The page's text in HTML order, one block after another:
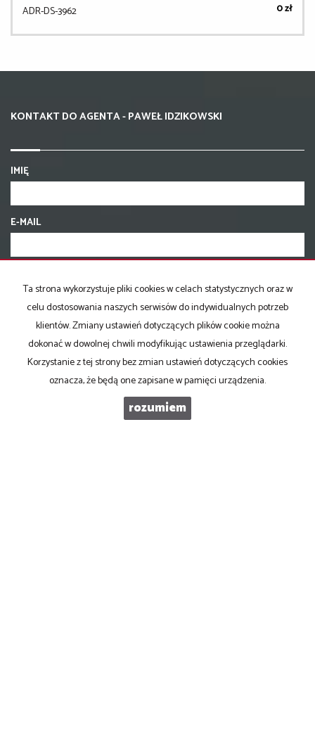
ADR-DS-3962 0 zł
KONTAKT DO AGENTA - PAWEŁ IDZIKOWSKI
IMIĘ
E-MAIL
KOD ZABEZPIECZAJĄCY
WIADOMOŚĆ
Ta strona wykorzystuje pliki cookies w celach statystycznych oraz w
celu dostosowania naszych serwisów do indywidualnych potrzeb
klientów. Zmiany ustawień dotyczących plików cookie można
dokonać w dowolnej chwili modyfikując ustawienia przeglądarki.
Korzystanie z tej strony bez zmian ustawień dotyczących cookies
oznacza, że będą one zapisane w pamięci urządzenia.
rozumiem